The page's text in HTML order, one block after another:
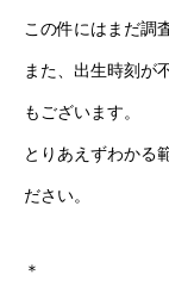
この件にはまだ調
また、出生時刻が
もございます。
とりあえずわかる
ださい。
＊